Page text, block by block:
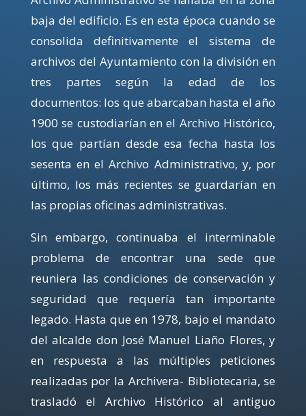
baja del edificio. Es en esta época cuando se
consolida definitivamente el sistema de
archivos del Ayuntamiento con la división en
tres partes según la edad de los
documentos: los que abarcaban hasta el año
1900 se custodiarían en el Archivo Histórico,
los que partían desde esa fecha hasta los
sesenta en el Archivo Administrativo, y, por
último, los más recientes se guardarían en
las propias oficinas administrativas.
Sin embargo, continuaba el interminable
problema de encontrar una sede que
reuniera las condiciones de conservación y
seguridad que requería tan importante
legado. Hasta que en 1978, bajo el mandato
del alcalde don José Manuel Liaño Flores, y
en respuesta a las múltiples peticiones
realizadas por la Archivera- Bibliotecaria, se
trasladó el Archivo Histórico al antiguo